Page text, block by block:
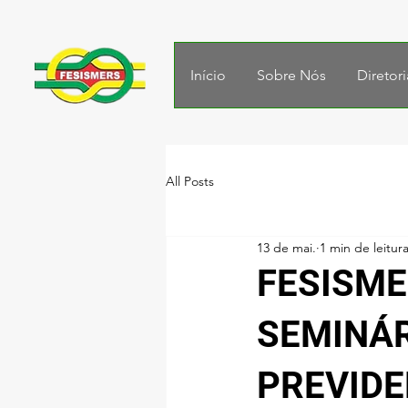
Início Sobre Nós
All Posts
13 de mai. 1 min de leitura